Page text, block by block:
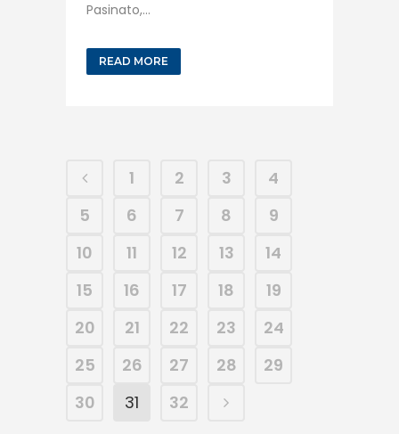
Pasinato,...
READ MORE
1 2 3
4
5
6 7 8
9
10
11 12 13
14
15
16 17 18
19
20
21 22 23
24
25
26 27 28
29
30
31 32